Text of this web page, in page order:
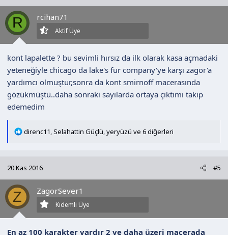
l
e
r
R rcihan71
Aktif Üye
kont lapalette ? bu sevimli hırsız da ilk olarak kasa açmadaki
yeteneğiyle chicago da lake's fur company'ye karşı zagor'a
yardımcı olmuştur,sonra da kont smirnoff macerasında
gözükmüştü..daha sonraki sayılarda ortaya çıktımı takip
edemedim
T
i
l
e
r
direnc11,Selahattin Güçlü,yeryüzü ve 6 diğerleri
20 Kas 2016 #5
Z ZagorSever1
Kıdemli Üye
En az 100 karakter vardır 2 ve daha üzeri macerada